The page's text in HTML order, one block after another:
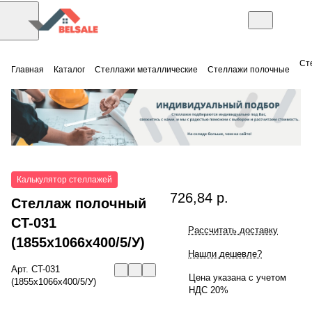
Главная Каталог Стеллажи металлические Стеллажи полочные
Калькулятор стеллажей
Стеллаж полочный
СT-031
(1855x1066x400/5/У)
Арт. СT-031
(1855x1066x400/5/У)
726,84 р.
Рассчитать доставку
Нашли дешевле?
Цена указана с учетом
НДС 20%